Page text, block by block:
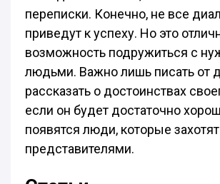
переписки. Конечно, не все
приведут к успеху. Но это
возможность подружиться с
людьми. Важно лишь писать от
рассказать о достоинствах
если он будет достаточно
появятся люди, которые захотят
представителями.